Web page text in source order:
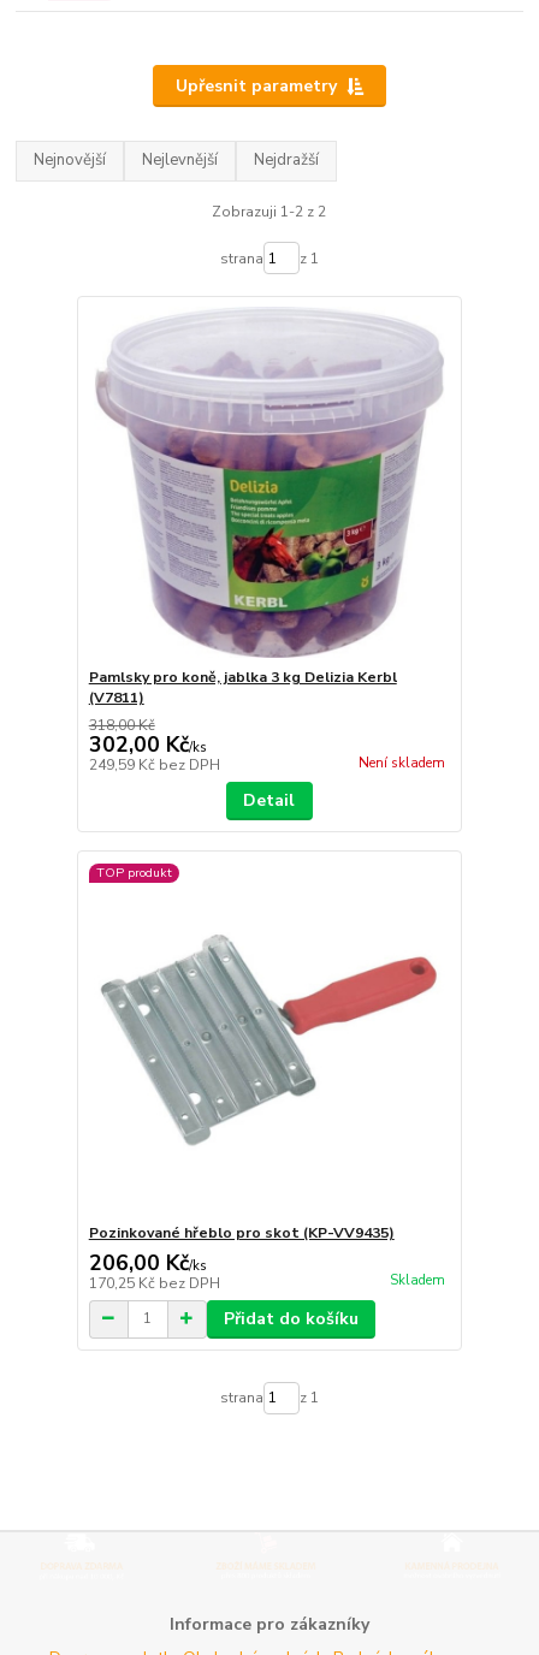
Upřesnit parametry
Nejnovější Nejlevnější Nejdražší
Zobrazuji 1-2 z 2
strana z 1
Pamlsky pro koně, jablka 3 kg Delizia Kerbl
(V7811)
318,00 Kč
302,00 Kč/ks
249,59 Kč bez DPH Není skladem
Detail
TOP produkt
Pozinkované hřeblo pro skot (KP-VV9435)
206,00 Kč/ks
170,25 Kč bez DPH Skladem
Přidat do košíku
strana z 1
Informace pro zákazníky